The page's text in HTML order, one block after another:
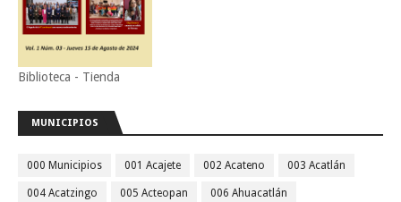
Biblioteca - Tienda
MUNICIPIOS
000 Municipios 001 Acajete 002 Acateno 003 Acatlán
004 Acatzingo 005 Acteopan 006 Ahuacatlán